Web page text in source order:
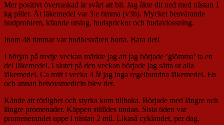
Mer positivt överraskad är svårt att bli. Jag åkte dit ned med nästan 1
kg piller. Åt läkemedel var 3:e timma (v3h). Mycket besvärande
hudproblem, kliande utslag, hudsprickor och hudavlossning.
Inom 48 timmar var hudbesvären borta. Bara det!
I början på tredje veckan märkte jag att jag började ’glömma’ ta en
del läkemedel. I slutet på den veckan började jag sätta ut alla
läkemedel. Ca mitt i vecka 4 åt jag inga regelbundna läkemedel. En
och annan behovsmedicin blev det.
Kände att rörlighet och styrka kom tillbaka. Började med längre och
längre promenader. Käppen ställdes undan. Sista tiden var
promenerandet uppe i nästan 2 mil. Likaså cyklandet, per dag.